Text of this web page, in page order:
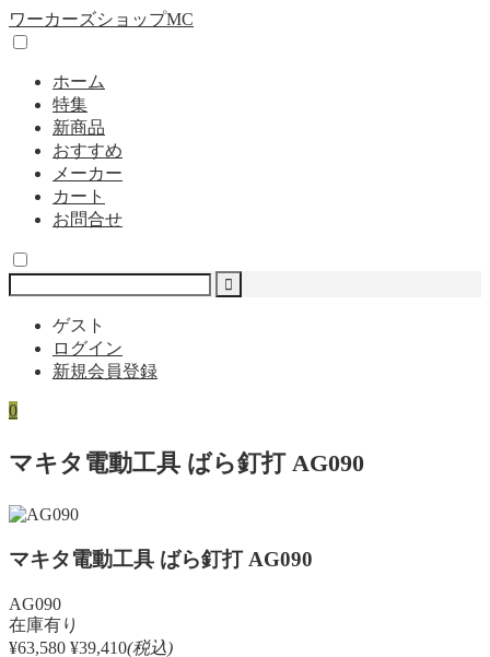
ワーカーズショップMC
ホーム
特集
新商品
おすすめ
メーカー
カート
お問合せ
ゲスト
ログイン
新規会員登録
0
マキタ電動工具 ばら釘打 AG090
マキタ電動工具 ばら釘打 AG090
AG090
在庫有り
¥63,580 ¥39,410(税込)